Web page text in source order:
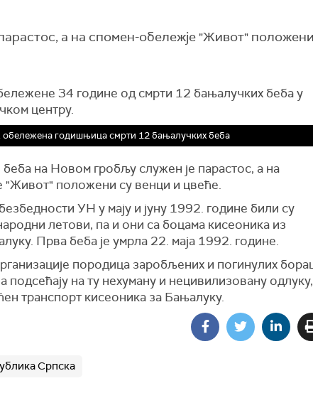
а на спомен-обележје "Живот" положени
34 године од смрти 12 бањалучких беба у
центру.
обележена годишњица смрти 12 бањалучких беба
на Новом гробљу служен је парастос, а на
"Живот" положени су венци и цвеће.
УН у мају и јуну 1992. године били су
летови, па и они са боцама кисеоника из
Прва беба је умрла 22. маја 1992. године.
породица заробљених и погинулих
подсећају на ту нехуману и нецивилизовану одлуку,
транспорт кисеоника за Бањалуку.
Српска